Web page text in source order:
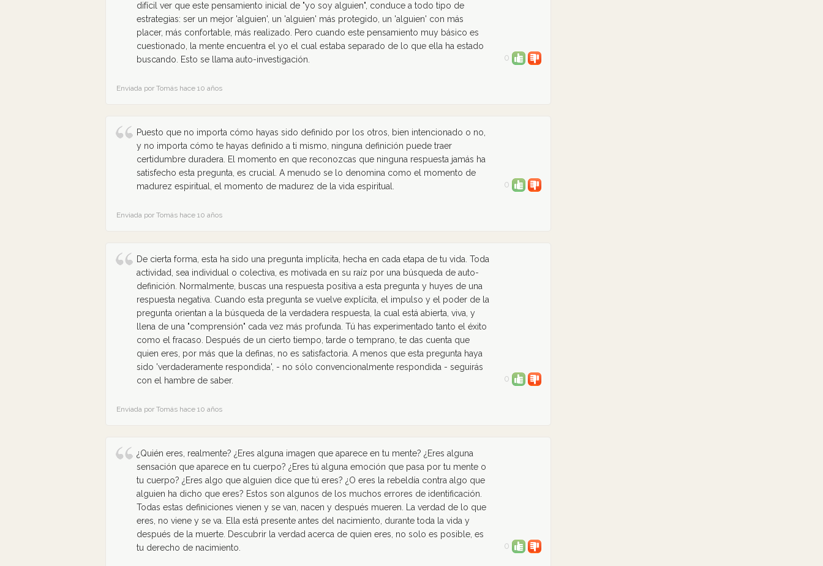
difícil ver que este pensamiento inicial de "yo soy alguien", conduce a todo tipo de
estrategias: ser un mejor 'alguien', un 'alguien' más protegido, un 'alguien' con más
placer, más confortable, más realizado. Pero cuando este pensamiento muy básico es
cuestionado, la mente encuentra el yo el cual estaba separado de lo que ella ha estado
buscando. Esto se llama auto-investigación.
0
Enviada por Tomás hace 10 años
Puesto que no importa cómo hayas sido definido por los otros, bien intencionado o no,
y no importa cómo te hayas definido a ti mismo, ninguna definición puede traer
certidumbre duradera. El momento en que reconozcas que ninguna respuesta jamás ha
satisfecho esta pregunta, es crucial. A menudo se lo denomina como el momento de
madurez espiritual, el momento de madurez de la vida espiritual.
0
Enviada por Tomás hace 10 años
De cierta forma, esta ha sido una pregunta implícita, hecha en cada etapa de tu vida. Toda
actividad, sea individual o colectiva, es motivada en su raíz por una búsqueda de auto-
definición. Normalmente, buscas una respuesta positiva a esta pregunta y huyes de una
respuesta negativa. Cuando esta pregunta se vuelve explícita, el impulso y el poder de la
pregunta orientan a la búsqueda de la verdadera respuesta, la cual está abierta, viva, y
llena de una "comprensión" cada vez más profunda. Tú has experimentado tanto el éxito
como el fracaso. Después de un cierto tiempo, tarde o temprano, te das cuenta que
quien eres, por más que la definas, no es satisfactoria. A menos que esta pregunta haya
sido 'verdaderamente respondida', - no sólo convencionalmente respondida - seguirás
con el hambre de saber.
0
Enviada por Tomás hace 10 años
¿Quién eres, realmente? ¿Eres alguna imagen que aparece en tu mente? ¿Eres alguna
sensación que aparece en tu cuerpo? ¿Eres tú alguna emoción que pasa por tu mente o
tu cuerpo? ¿Eres algo que alguien dice que tú eres? ¿O eres la rebeldía contra algo que
alguien ha dicho que eres? Estos son algunos de los muchos errores de identificación.
Todas estas definiciones vienen y se van, nacen y después mueren. La verdad de lo que
eres, no viene y se va. Ella está presente antes del nacimiento, durante toda la vida y
después de la muerte. Descubrir la verdad acerca de quien eres, no solo es posible, es
tu derecho de nacimiento.
0